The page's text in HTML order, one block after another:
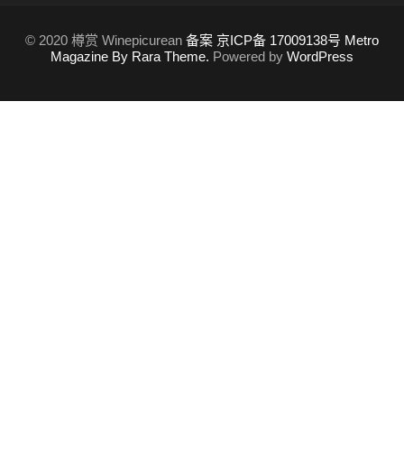
© 2020 樽赏 Winepicurean 备案 京ICP备 17009138号 Metro
Magazine By Rara Theme. Powered by WordPress